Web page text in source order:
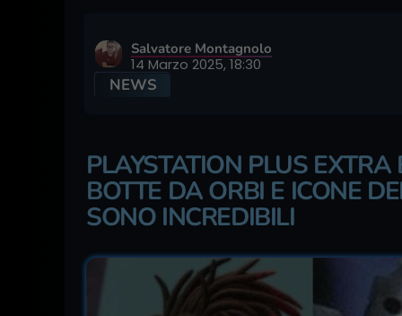
Salvatore Montagnolo
14 Marzo 2025, 18:30
NEWS
PLAYSTATION PLUS
BOTTE DA ORBI E ICONE
SONO INCREDIBILI